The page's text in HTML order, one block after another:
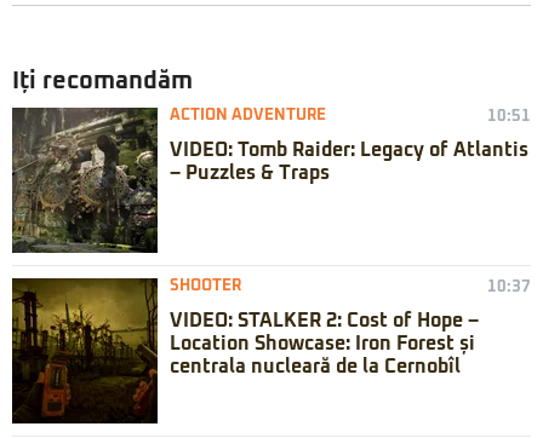
Iți recomandăm
ACTION ADVENTURE 10:51
VIDEO: Tomb Raider: Legacy of Atlantis
– Puzzles & Traps
SHOOTER 10:37
VIDEO: STALKER 2: Cost of Hope –
Location Showcase: Iron Forest și
centrala nucleară de la Cernobîl